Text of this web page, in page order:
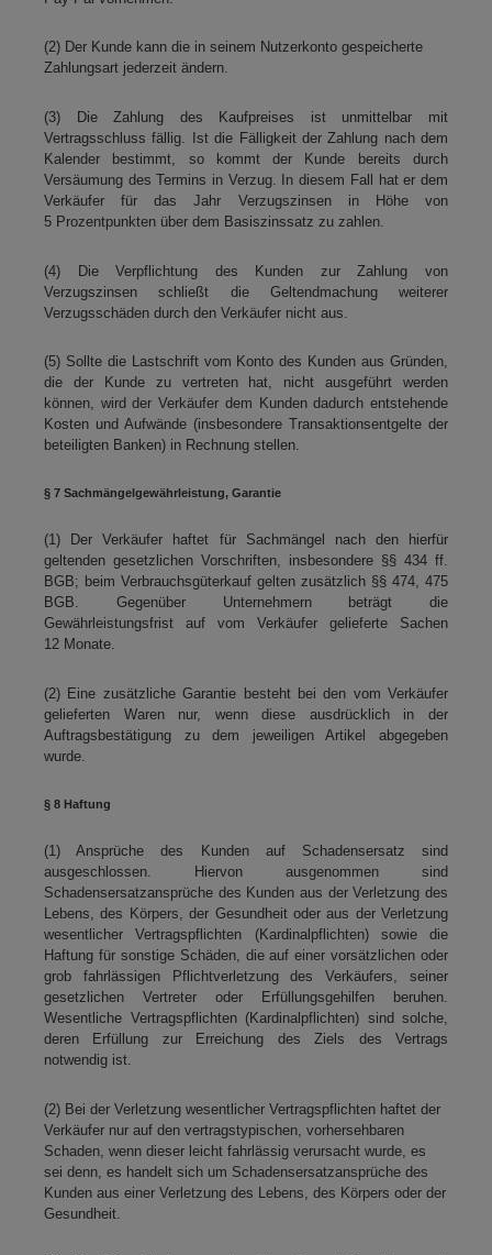
(2) Der Kunde kann die in seinem Nutzerkonto gespeicherte
Zahlungsart jederzeit ändern.
(3) Die Zahlung des Kaufpreises ist unmittelbar mit
Vertragsschluss fällig. Ist die Fälligkeit der Zahlung nach dem
Kalender bestimmt, so kommt der Kunde bereits durch
Versäumung des Termins in Verzug. In diesem Fall hat er dem
Verkäufer für das Jahr Verzugszinsen in Höhe von
5 Prozentpunkten über dem Basiszinssatz zu zahlen.
(4) Die Verpflichtung des Kunden zur Zahlung von
Verzugszinsen schließt die Geltendmachung weiterer
Verzugsschäden durch den Verkäufer nicht aus.
(5) Sollte die Lastschrift vom Konto des Kunden aus Gründen,
die der Kunde zu vertreten hat, nicht ausgeführt werden
können, wird der Verkäufer dem Kunden dadurch entstehende
Kosten und Aufwände (insbesondere Transaktionsentgelte der
beteiligten Banken) in Rechnung stellen.
§ 7 Sachmängelgewährleistung, Garantie
(1) Der Verkäufer haftet für Sachmängel nach den hierfür
geltenden gesetzlichen Vorschriften, insbesondere §§ 434 ff.
BGB; beim Verbrauchsgüterkauf gelten zusätzlich §§ 474, 475
BGB. Gegenüber Unternehmern beträgt die
Gewährleistungsfrist auf vom Verkäufer gelieferte Sachen
12 Monate.
(2) Eine zusätzliche Garantie besteht bei den vom Verkäufer
gelieferten Waren nur, wenn diese ausdrücklich in der
Auftragsbestätigung zu dem jeweiligen Artikel abgegeben
wurde.
§ 8 Haftung
(1) Ansprüche des Kunden auf Schadensersatz sind
ausgeschlossen. Hiervon ausgenommen sind
Schadensersatzansprüche des Kunden aus der Verletzung des
Lebens, des Körpers, der Gesundheit oder aus der Verletzung
wesentlicher Vertragspflichten (Kardinalpflichten) sowie die
Haftung für sonstige Schäden, die auf einer vorsätzlichen oder
grob fahrlässigen Pflichtverletzung des Verkäufers, seiner
gesetzlichen Vertreter oder Erfüllungsgehilfen beruhen.
Wesentliche Vertragspflichten (Kardinalpflichten) sind solche,
deren Erfüllung zur Erreichung des Ziels des Vertrags
notwendig ist.
(2) Bei der Verletzung wesentlicher Vertragspflichten haftet der
Verkäufer nur auf den vertragstypischen, vorhersehbaren
Schaden, wenn dieser leicht fahrlässig verursacht wurde, es
sei denn, es handelt sich um Schadensersatzansprüche des
Kunden aus einer Verletzung des Lebens, des Körpers oder der
Gesundheit.